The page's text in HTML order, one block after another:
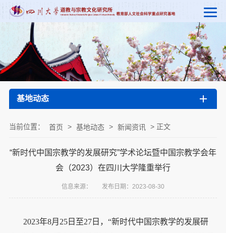
基地动态
当前位置： 首页 > 基地动态 > 新闻资讯 > 正文
“新时代中国宗教学的发展研究”学术论坛暨中国宗教学会年
会（2023）在四川大学隆重举行
信息来源： 发布日期：2023-08-30
2023年8月25日至27日，“新时代中国宗教学的发展研